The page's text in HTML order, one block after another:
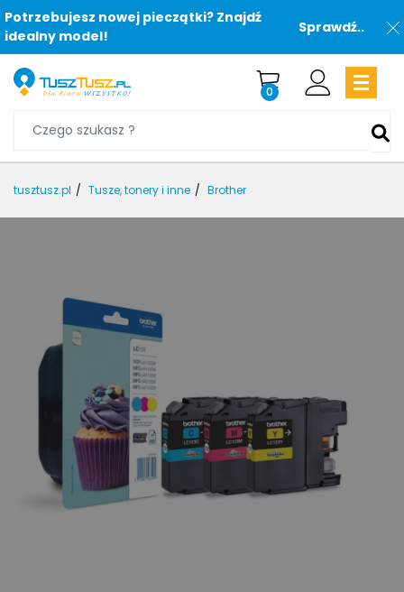
Potrzebujesz nowej pieczątki? Znajdź
idealny model!
Sprawdź..
0
tusztusz.pl Tusze, tonery i inne Brother